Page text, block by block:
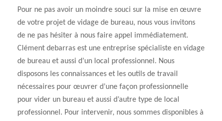
Pour ne pas avoir un moindre souci sur la mise en œuvre
de votre projet de vidage de bureau, nous vous invitons
de ne pas hésiter à nous faire appel immédiatement.
Clément debarras est une entreprise spécialiste en vidage
de bureau et aussi d’un local professionnel. Nous
disposons les connaissances et les outils de travail
nécessaires pour œuvrer d’une façon professionnelle
pour vider un bureau et aussi d’autre type de local
professionnel. Pour intervenir, nous sommes disponibles à